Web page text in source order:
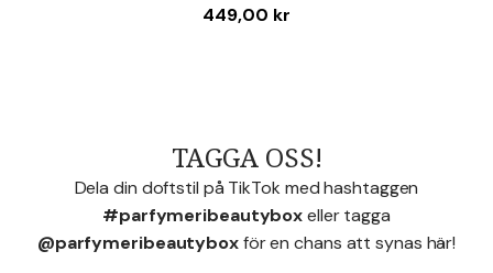
449,00 kr
TAGGA OSS!
Dela din doftstil på TikTok med hashtaggen
#parfymeribeautyboxeller tagga
@parfymeribeautyboxför en chans att synas här!